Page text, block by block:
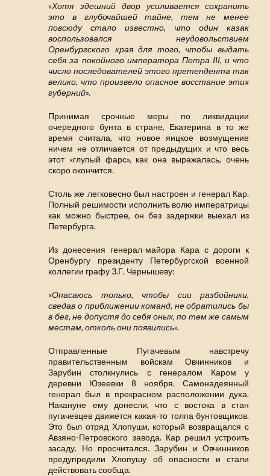
«Хотя здешний двор усиливается сохранить
это в глубочайшей тайне, тем не менее
повсюду стало известно, что один казак
воспользовался неудовольствием
Оренбургского края для того, чтобы выдать
себя за покойного императора Петра III, и что
число последователей этого претендента так
велико, что произвело опасное восстание этих
губерний».
Принимая срочные меры по ликвидации
очередного бунта в стране, Екатерина в то же
время считала, что новое яицкое возмущение
ничем не отличается от предыдущих и что весь
этот «глупый фарс», как она выражалась, очень
скоро окончится.
Столь же легковесно был настроен и генерал Кар.
Полный решимости исполнить волю императрицы
как можно быстрее, он без задержки выехал из
Петербурга.
Из донесения генерал-майора Кара с дороги к
Оренбургу президенту Петербургской военной
коллегии графу З.Г. Чернышеву:
«Опасаюсь только, чтобы сии разбойники,
сведав о приближении команд, не обратились бы
в бег, не допустя до себя оных, по тем же самым
местам, отколь они появились».
Отправленные Пугачевым навстречу
правительственным войскам Овчинников и
Зарубин столкнулись с генералом Каром у
деревни Юзеевки 8 ноября. Самонадеянный
генерал был в прекрасном расположении духа.
Накануне ему донесли, что с востока в стан
пугачевцев движется какая-то толпа бунтовщиков.
Это был отряд Хлопуши, который возвращался с
Авзяно-Петровского завода. Кар решил устроить
засаду. Но просчитался. Зарубин и Овчинников
предупредили Хлопушу об опасности и стали
действовать сообща.